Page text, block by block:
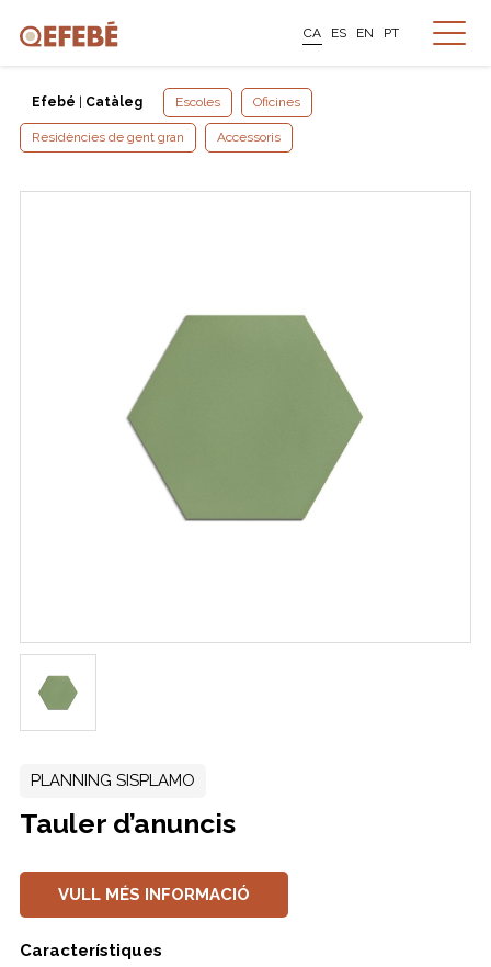
CA ES EN PT
Efebé Catàleg Escoles Oficines
Residències de gent gran Accessoris
PLANNING SISPLAMO
Tauler d’anuncis
VULL MÉS INFORMACIÓ
Característiques